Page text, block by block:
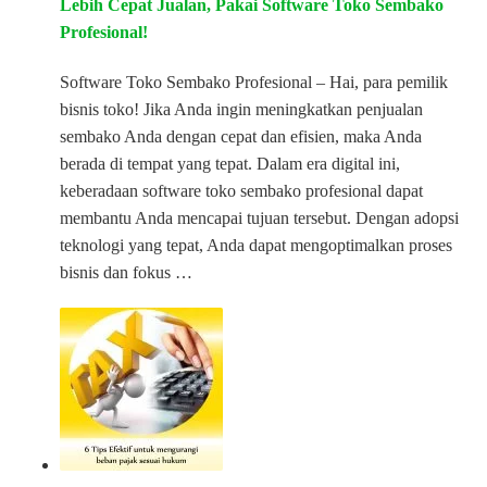
Lebih Cepat Jualan, Pakai Software Toko Sembako
Profesional!
Software Toko Sembako Profesional – Hai, para pemilik
bisnis toko! Jika Anda ingin meningkatkan penjualan
sembako Anda dengan cepat dan efisien, maka Anda
berada di tempat yang tepat. Dalam era digital ini,
keberadaan software toko sembako profesional dapat
membantu Anda mencapai tujuan tersebut. Dengan adopsi
teknologi yang tepat, Anda dapat mengoptimalkan proses
bisnis dan fokus …